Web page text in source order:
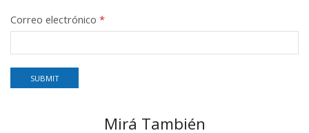
Correo electrónico *
Mirá También